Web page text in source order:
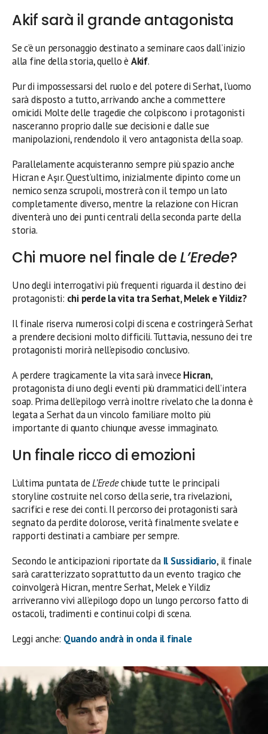
Akif sarà il grande antagonista
Se c’è un personaggio destinato a seminare caos dall’inizio
alla fine della storia, quello è Akif.
Pur di impossessarsi del ruolo e del potere di Serhat, l’uomo
sarà disposto a tutto, arrivando anche a commettere
omicidi. Molte delle tragedie che colpiscono i protagonisti
nasceranno proprio dalle sue decisioni e dalle sue
manipolazioni, rendendolo il vero antagonista della soap.
Parallelamente acquisteranno sempre più spazio anche
Hicran e Aşır. Quest’ultimo, inizialmente dipinto come un
nemico senza scrupoli, mostrerà con il tempo un lato
completamente diverso, mentre la relazione con Hicran
diventerà uno dei punti centrali della seconda parte della
storia.
Chi muore nel finale deL’Erede?
Uno degli interrogativi più frequenti riguarda il destino dei
protagonisti: chi perde la vita tra Serhat, Melek e Yildiz?
Il finale riserva numerosi colpi di scena e costringerà Serhat
a prendere decisioni molto difficili. Tuttavia, nessuno dei tre
protagonisti morirà nell’episodio conclusivo.
A perdere tragicamente la vita sarà invece Hicran,
protagonista di uno degli eventi più drammatici dell’intera
soap. Prima dell’epilogo verrà inoltre rivelato che la donna è
legata a Serhat da un vincolo familiare molto più
importante di quanto chiunque avesse immaginato.
Un finale ricco di emozioni
L’ultima puntata deL’Eredechiude tutte le principali
storyline costruite nel corso della serie, tra rivelazioni,
sacrifici e rese dei conti. Il percorso dei protagonisti sarà
segnato da perdite dolorose, verità finalmente svelate e
rapporti destinati a cambiare per sempre.
Secondo le anticipazioni riportate da Il Sussidiario, il finale
sarà caratterizzato soprattutto da un evento tragico che
coinvolgerà Hicran, mentre Serhat, Melek e Yildiz
arriveranno vivi all’epilogo dopo un lungo percorso fatto di
ostacoli, tradimenti e continui colpi di scena.
Leggi anche: Quando andrà in onda il finale